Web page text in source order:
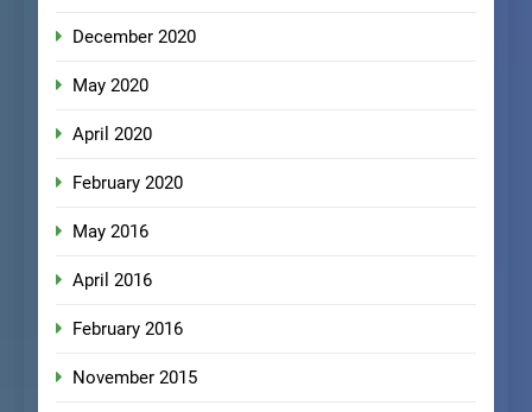
December 2020
May 2020
April 2020
February 2020
May 2016
April 2016
February 2016
November 2015